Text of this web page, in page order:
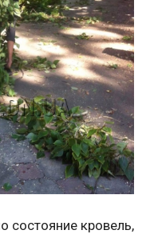
состояние кровель,